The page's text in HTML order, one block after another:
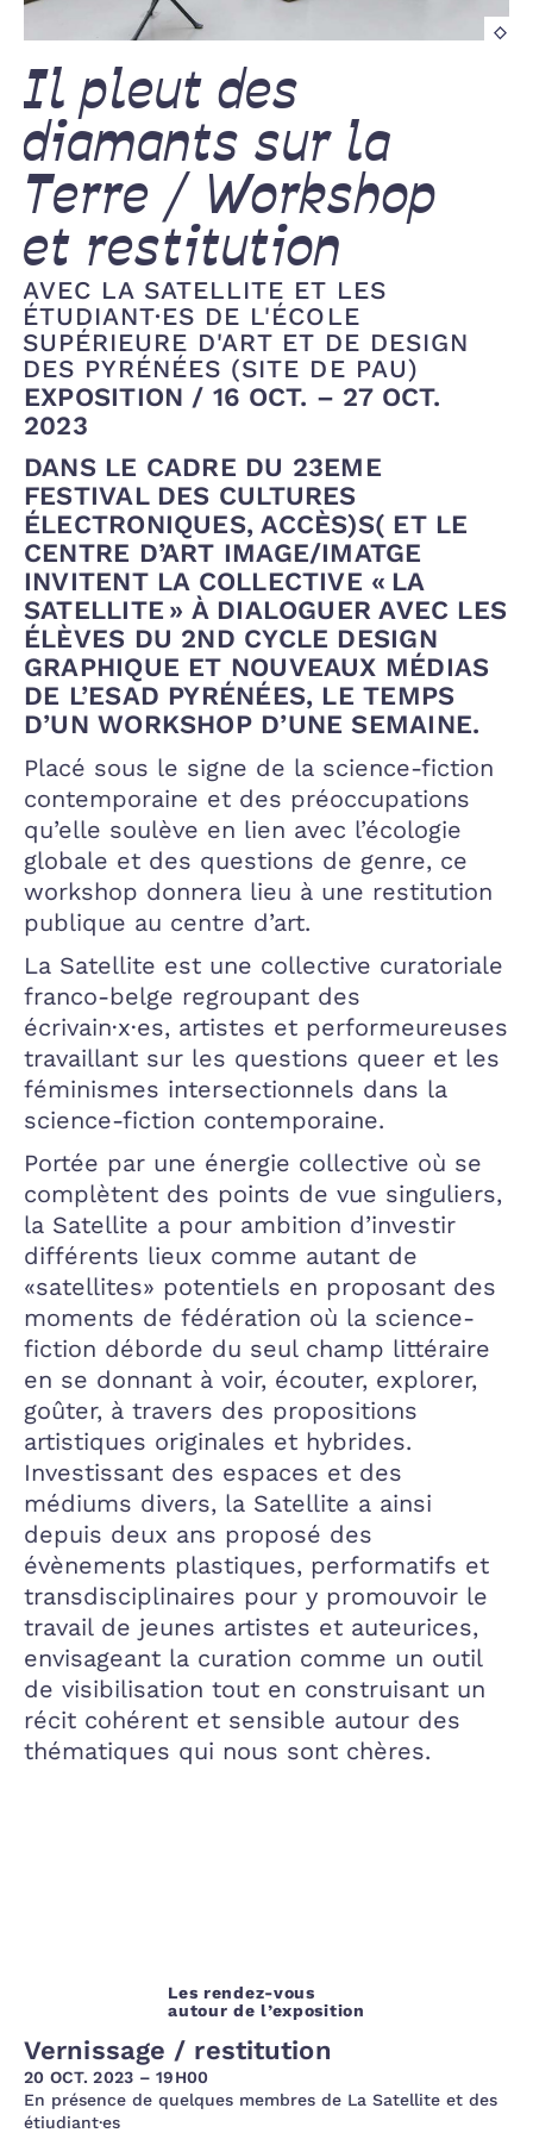
Il pleut des
diamants sur la
Terre / Workshop
et restitution
AVEC LA SATELLITE ET LES
ÉTUDIANT·ES DE L'ÉCOLE
SUPÉRIEURE D'ART ET DE DESIGN
DES PYRÉNÉES (SITE DE PAU)
EXPOSITION / 16 OCT. – 27 OCT.
2023
DANS LE CADRE DU 23EME
FESTIVAL DES CULTURES
ÉLECTRONIQUES, ACCÈS)S( ET LE
CENTRE D’ART IMAGE/IMATGE
INVITENT LA COLLECTIVE « LA
SATELLITE » À DIALOGUER AVEC LES
ÉLÈVES DU 2ND CYCLE DESIGN
GRAPHIQUE ET NOUVEAUX MÉDIAS
DE L’ESAD PYRÉNÉES, LE TEMPS
D’UN WORKSHOP D’UNE SEMAINE.
Placé sous le signe de la science-fiction
contemporaine et des préoccupations
qu’elle soulève en lien avec l’écologie
globale et des questions de genre, ce
workshop donnera lieu à une restitution
publique au centre d’art.
La Satellite est une collective curatoriale
franco-belge regroupant des
écrivain·x·es, artistes et performeureuses
travaillant sur les questions queer et les
féminismes intersectionnels dans la
science-fiction contemporaine.
Portée par une énergie collective où se
complètent des points de vue singuliers,
la Satellite a pour ambition d’investir
différents lieux comme autant de
«satellites» potentiels en proposant des
moments de fédération où la science-
fiction déborde du seul champ littéraire
en se donnant à voir, écouter, explorer,
goûter, à travers des propositions
artistiques originales et hybrides.
Investissant des espaces et des
médiums divers, la Satellite a ainsi
depuis deux ans proposé des
évènements plastiques, performatifs et
transdisciplinaires pour y promouvoir le
travail de jeunes artistes et auteurices,
envisageant la curation comme un outil
de visibilisation tout en construisant un
récit cohérent et sensible autour des
thématiques qui nous sont chères.
Les rendez-vous
autour de l’exposition
Vernissage / restitution
20 OCT. 2023 – 19H00
En présence de quelques membres de La Satellite et des
étiudiant·es